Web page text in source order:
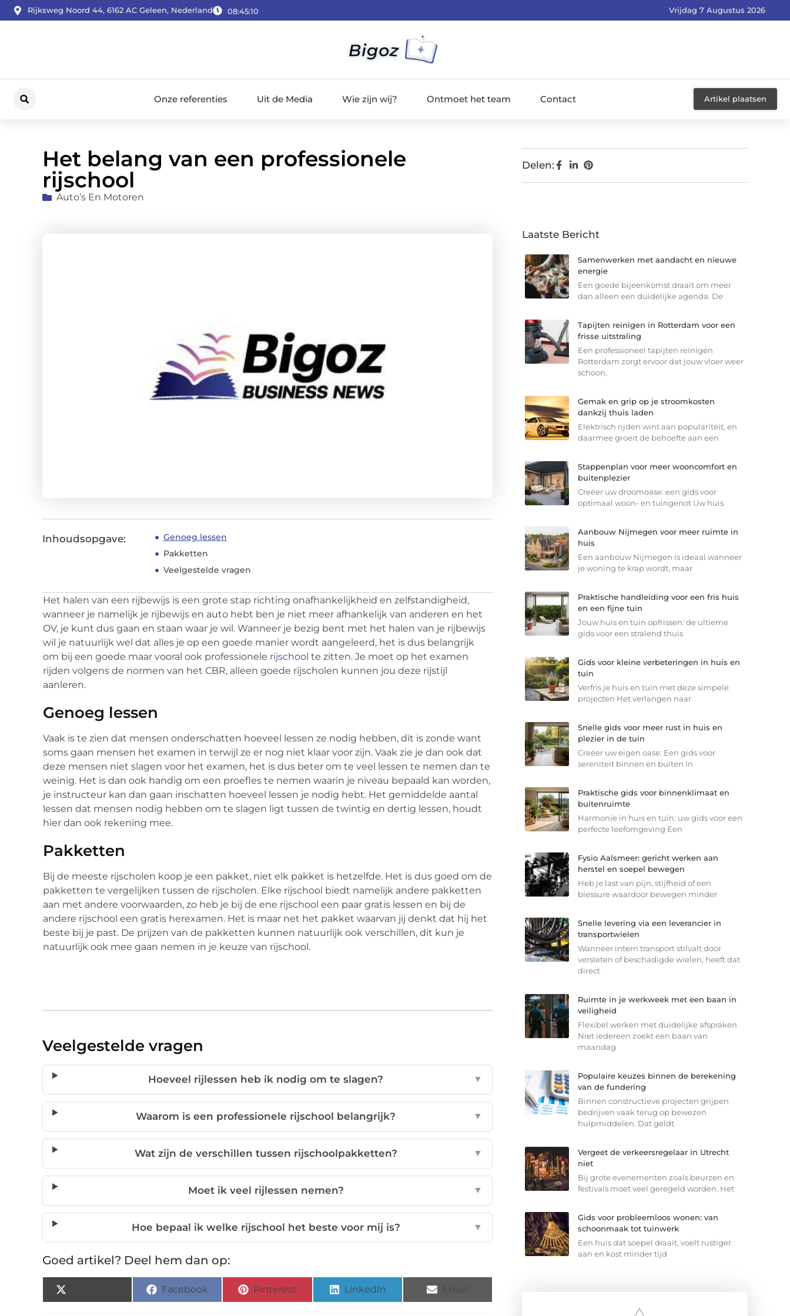
Rijksweg Noord 44, 6162 AC Geleen, Nederland 08:45:11 Vrijdag 7 Augustus 2026
Onze referenties Uit de Media Wie zijn wij? Ontmoet het team Contact Artikel plaatsen
Het belang van een professionele
rijschool
Auto’s En Motoren
Inhoudsopgave:
Genoeg lessen
Pakketten
Veelgestelde vragen
Het halen van een rijbewijs is een grote stap richting onafhankelijkheid en zelfstandigheid,
wanneer je namelijk je rijbewijs en auto hebt ben je niet meer afhankelijk van anderen en het
OV, je kunt dus gaan en staan waar je wil. Wanneer je bezig bent met het halen van je rijbewijs
wil je natuurlijk wel dat alles je op een goede manier wordt aangeleerd, het is dus belangrijk
om bij een goede maar vooral ook professionele rijschool te zitten. Je moet op het examen
rijden volgens de normen van het CBR, alleen goede rijscholen kunnen jou deze rijstijl
aanleren.
Genoeg lessen
Vaak is te zien dat mensen onderschatten hoeveel lessen ze nodig hebben, dit is zonde want
soms gaan mensen het examen in terwijl ze er nog niet klaar voor zijn. Vaak zie je dan ook dat
deze mensen niet slagen voor het examen, het is dus beter om te veel lessen te nemen dan te
weinig. Het is dan ook handig om een proefles te nemen waarin je niveau bepaald kan worden,
je instructeur kan dan gaan inschatten hoeveel lessen je nodig hebt. Het gemiddelde aantal
lessen dat mensen nodig hebben om te slagen ligt tussen de twintig en dertig lessen, houdt
hier dan ook rekening mee.
Pakketten
Bij de meeste rijscholen koop je een pakket, niet elk pakket is hetzelfde. Het is dus goed om de
pakketten te vergelijken tussen de rijscholen. Elke rijschool biedt namelijk andere pakketten
aan met andere voorwaarden, zo heb je bij de ene rijschool een paar gratis lessen en bij de
andere rijschool een gratis herexamen. Het is maar net het pakket waarvan jij denkt dat hij het
beste bij je past. De prijzen van de pakketten kunnen natuurlijk ook verschillen, dit kun je
natuurlijk ook mee gaan nemen in je keuze van rijschool.
Veelgestelde vragen
Hoeveel rijlessen heb ik nodig om te slagen? ▼
Waarom is een professionele rijschool belangrijk? ▼
Wat zijn de verschillen tussen rijschoolpakketten? ▼
Moet ik veel rijlessen nemen? ▼
Hoe bepaal ik welke rijschool het beste voor mij is? ▼
Goed artikel? Deel hem dan op:
Facebook Pinterest LinkedIn
Delen:
Laatste Bericht
Samenwerken met aandacht en nieuwe
energie
Een goede bijeenkomst draait om meer
dan alleen een duidelijke agenda. De
Tapijten reinigen in Rotterdam voor een
frisse uitstraling
Een professioneel tapijten reinigen
Rotterdam zorgt ervoor dat jouw vloer weer
schoon,
Gemak en grip op je stroomkosten
dankzij thuis laden
Elektrisch rijden wint aan populariteit, en
daarmee groeit de behoefte aan een
Stappenplan voor meer wooncomfort en
buitenplezier
Creëer uw droomoase: een gids voor
optimaal woon- en tuingenot Uw huis
Aanbouw Nijmegen voor meer ruimte in
huis
Een aanbouw Nijmegen is ideaal wanneer
je woning te krap wordt, maar
Praktische handleiding voor een fris huis
en een fijne tuin
Jouw huis en tuin opfrissen: de ultieme
gids voor een stralend thuis
Gids voor kleine verbeteringen in huis en
tuin
Verfris je huis en tuin met deze simpele
projecten Het verlangen naar
Snelle gids voor meer rust in huis en
plezier in de tuin
Creëer uw eigen oase: Een gids voor
sereniteit binnen en buiten In
Praktische gids voor binnenklimaat en
buitenruimte
Harmonie in huis en tuin: uw gids voor een
perfecte leefomgeving Een
Fysio Aalsmeer: gericht werken aan
herstel en soepel bewegen
Heb je last van pijn, stijfheid of een
blessure waardoor bewegen minder
Snelle levering via een leverancier in
transportwielen
Wanneer intern transport stilvalt door
versleten of beschadigde wielen, heeft dat
direct
Ruimte in je werkweek met een baan in
veiligheid
Flexibel werken met duidelijke afspraken
Niet iedereen zoekt een baan van
maandag
Populaire keuzes binnen de berekening
van de fundering
Binnen constructieve projecten grijpen
bedrijven vaak terug op bewezen
hulpmiddelen. Dat geldt
Vergeet de verkeersregelaar in Utrecht
niet
Bij grote evenementen zoals beurzen en
festivals moet veel geregeld worden. Het
Gids voor probleemloos wonen: van
schoonmaak tot tuinwerk
Een huis dat soepel draait, voelt rustiger
aan en kost minder tijd